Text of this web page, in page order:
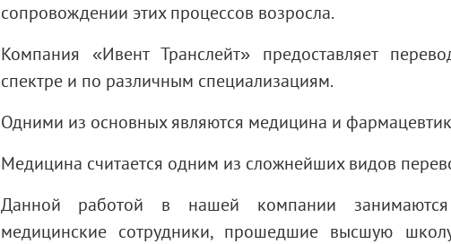
сопровождении этих процессов возросла.
Компания «Ивент Транслейт» предоставляет
спектре и по различным специализациям.
Одними из основных являются медицина и
Медицина считается одним из сложнейших видов
Данной работой в нашей компании
медицинские сотрудники, прошедшие высшую